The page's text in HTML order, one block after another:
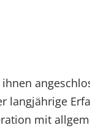
langjährige
mit